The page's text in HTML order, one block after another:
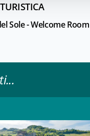
Sole - Welcome Room